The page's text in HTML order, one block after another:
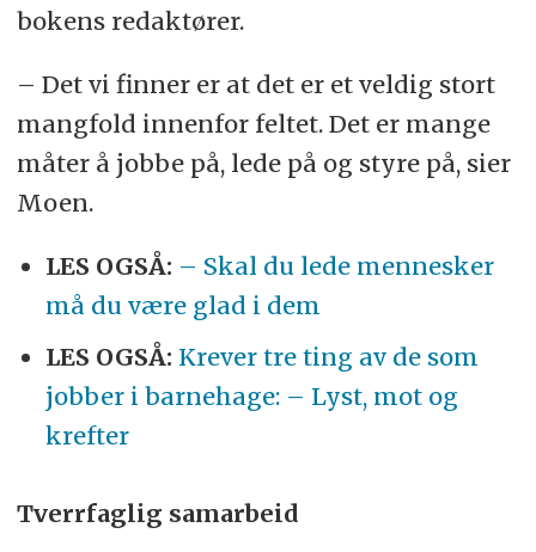
bokens redaktører.
– Det vi finner er at det er et veldig stort
mangfold innenfor feltet. Det er mange
måter å jobbe på, lede på og styre på, sier
Moen.
LES OGSÅ: – Skal du lede mennesker
må du være glad i dem
LES OGSÅ: Krever tre ting av de som
jobber i barnehage: – Lyst, mot og
krefter
Tverrfaglig samarbeid